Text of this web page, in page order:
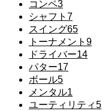
コンペ3
シャフト 7
スイング65
トーナメント 9
ドライバー14
パター17
ボール5
メンタル1
ユーティリティ5